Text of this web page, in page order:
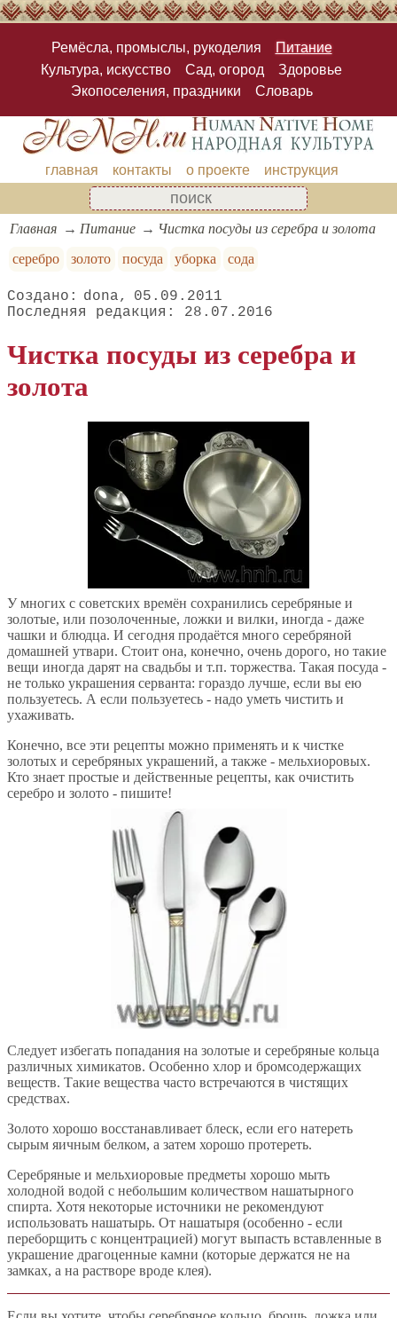
Ремёсла, промыслы, рукоделия
Питание
Культура, искусство
Сад, огород
Здоровье
Экопоселения, праздники
Словарь
главная контакты о проекте инструкция
Главная Питание
Чистка посуды из серебра и золота
серебро
золото посуда уборка сода
dona
05.09.2011
28.07.2016
Чистка посуды из серебра и
золота
У многих с советских времён сохранились серебряные и
золотые, или позолоченные, ложки и вилки, иногда - даже
чашки и блюдца. И сегодня продаётся много серебряной
домашней утвари. Стоит она, конечно, очень дорого, но такие
вещи иногда дарят на свадьбы и т.п. торжества. Такая посуда -
не только украшения серванта: гораздо лучше, если вы ею
пользуетесь. А если пользуетесь - надо уметь чистить и
ухаживать.
Конечно, все эти рецепты можно применять и к чистке
золотых и серебряных украшений, а также - мельхиоровых.
Кто знает простые и действенные рецепты, как очистить
серебро и золото - пишите!
Следует избегать попадания на золотые и серебряные кольца
различных химикатов. Особенно хлор и бромсодержащих
веществ. Такие вещества часто встречаются в чистящих
средствах.
Золото хорошо восстанавливает блеск, если его натереть
сырым яичным белком, а затем хорошо протереть.
Серебряные и мельхиоровые предметы хорошо мыть
холодной водой с небольшим количеством нашатырного
спирта. Хотя некоторые источники не рекомендуют
использовать нашатырь. От нашатыря (особенно - если
переборщить с концентрацией) могут выпасть вставленные в
украшение драгоценные камни (которые держатся не на
замках, а на растворе вроде клея).